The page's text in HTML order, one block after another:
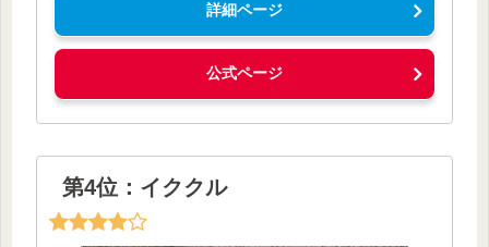
詳細ページ
公式ページ
第4位：イククル